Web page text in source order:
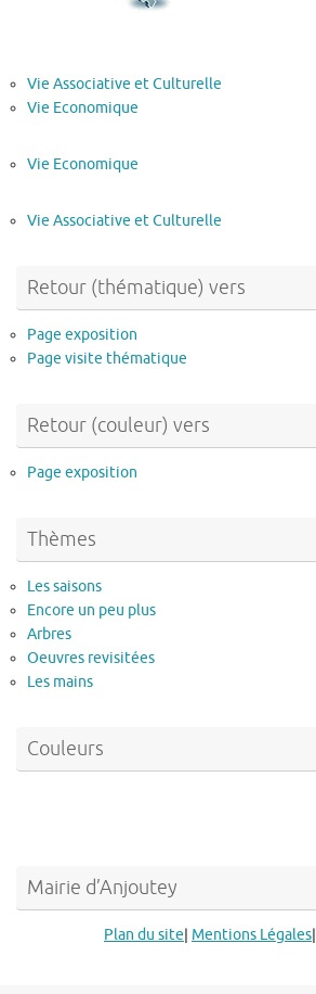
Vie Associative et Culturelle
Vie Economique
Vie Economique
Vie Associative et Culturelle
Retour (thématique) vers
Page exposition
Page visite thématique
Retour (couleur) vers
Page exposition
Thèmes
Les saisons
Encore un peu plus
Arbres
Oeuvres revisitées
Les mains
Couleurs
Mairie d’Anjoutey
Plan du site| Mentions Légales|